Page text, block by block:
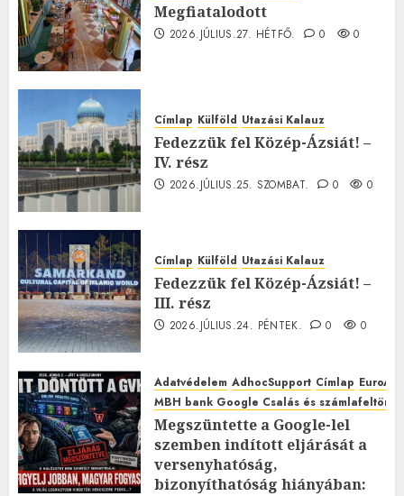
Megfiatalodott
2026.JÚLIUS.27. HÉTFŐ. 0 0
Címlap Külföld Utazási Kalauz
Fedezzük fel Közép-Ázsiát! –
IV. rész
2026.JÚLIUS.25. SZOMBAT. 0 0
Címlap Külföld Utazási Kalauz
Fedezzük fel Közép-Ázsiát! –
III. rész
2026.JÚLIUS.24. PÉNTEK. 0 0
Adatvédelem AdhocSupport Címlap
MBH bank Google Csalás és
Megszüntette a Google-lel
szemben indított eljárását a
versenyhatóság,
bizonyíthatóság hiányában: